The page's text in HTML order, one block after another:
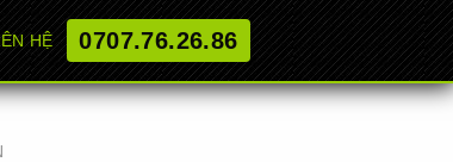
HỆ 0707.76.26.86